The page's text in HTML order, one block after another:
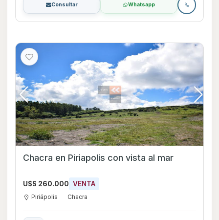
Consultar Whatsapp
Chacra en Piriapolis con vista al mar
U$S 260.000 VENTA
Piriápolis Chacra